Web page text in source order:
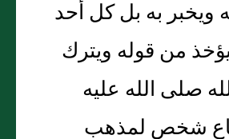
ويخبر به بل كل أحد
من قوله ويترك
صلى الله عليه
شخص لمذهب